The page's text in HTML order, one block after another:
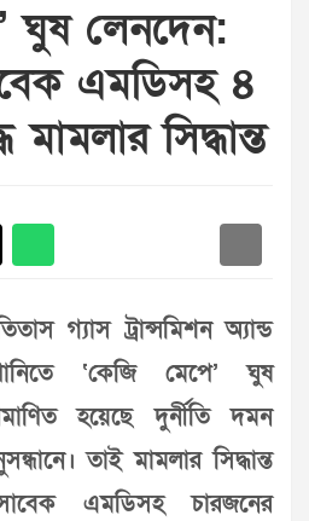
ঘুষ লেনদেন:
এমডিসহ ৪
সিদ্ধান্ত
গ্যাস ট্রান্সমিশন অ্যান্ড
‘কেজি মেপে’ ঘুষ
হয়েছে দুর্নীতি দমন
তাই মামলার সিদ্ধান্ত
এমডিসহ চারজনের